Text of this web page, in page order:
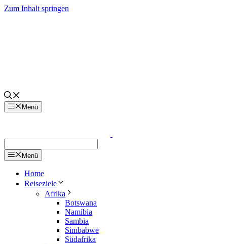
Zum Inhalt springen
Menü
Menü
Home
Reiseziele
Afrika
Botswana
Namibia
Sambia
Simbabwe
Südafrika